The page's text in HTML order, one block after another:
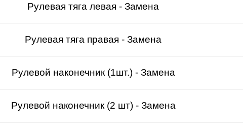
Рулевая тяга левая - Замена
Рулевая тяга правая - Замена
Рулевой наконечник (1шт.) - Замена
Рулевой наконечник (2 шт) - Замена